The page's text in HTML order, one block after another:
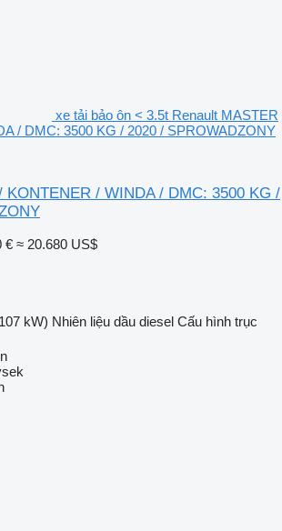
xe tải bảo ôn < 3.5t Renault MASTER
/ DMC: 3500 KG / 2020 / SPROWADZONY
KONTENER / WINDA / DMC: 3500 KG /
€ ≈ 20.680 US$
kW) Nhiên liệu dầu diesel Cấu hình trục